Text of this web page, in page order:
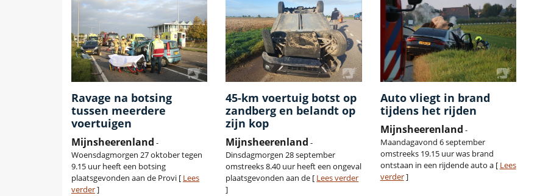
Ravage na botsing
tussen meerdere
voertuigen
Mijnsheerenland -
Woensdagmorgen 27 oktober tegen
9.15 uur heeft een botsing
plaatsgevonden aan de Provi [ Lees
verder]
45-km voertuig botst op
zandberg en belandt op
zijn kop
Mijnsheerenland -
Dinsdagmorgen 28 september
omstreeks 8.40 uur heeft een ongeval
plaatsgevonden aan de [ Lees verder
]
Auto vliegt in brand
tijdens het rijden
Mijnsheerenland -
Maandagavond 6 september
omstreeks 19.15 uur was brand
ontstaan in een rijdende auto a [ Lees
verder]